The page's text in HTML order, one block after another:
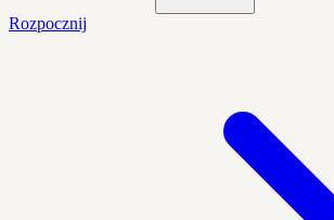
Rozpocznij